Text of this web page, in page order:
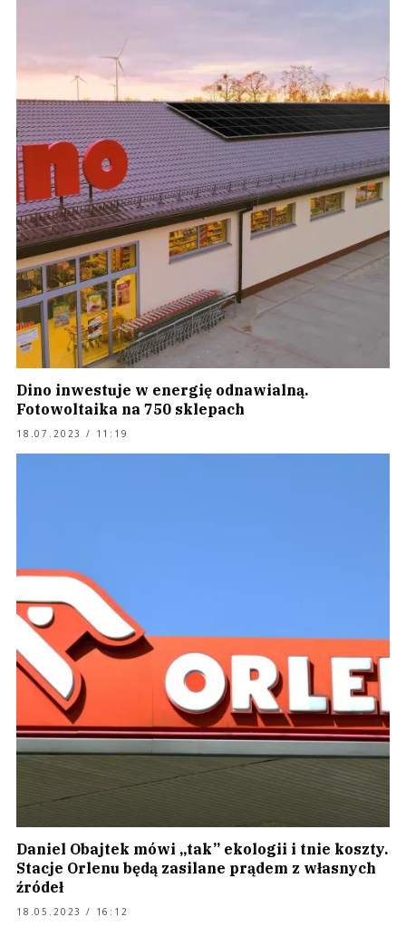
Dino inwestuje w energię odnawialną.
Fotowoltaika na 750 sklepach
18.07.2023 / 11:19
Daniel Obajtek mówi „tak” ekologii i tnie koszty.
Stacje Orlenu będą zasilane prądem z własnych
źródeł
18.05.2023 / 16:12